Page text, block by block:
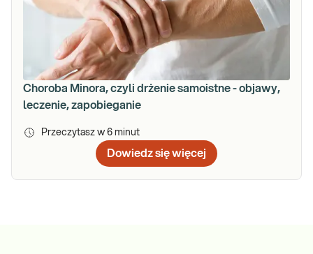
Choroba Minora, czyli drżenie samoistne - objawy,
leczenie, zapobieganie
Przeczytasz w 6 minut
Dowiedz się więcej